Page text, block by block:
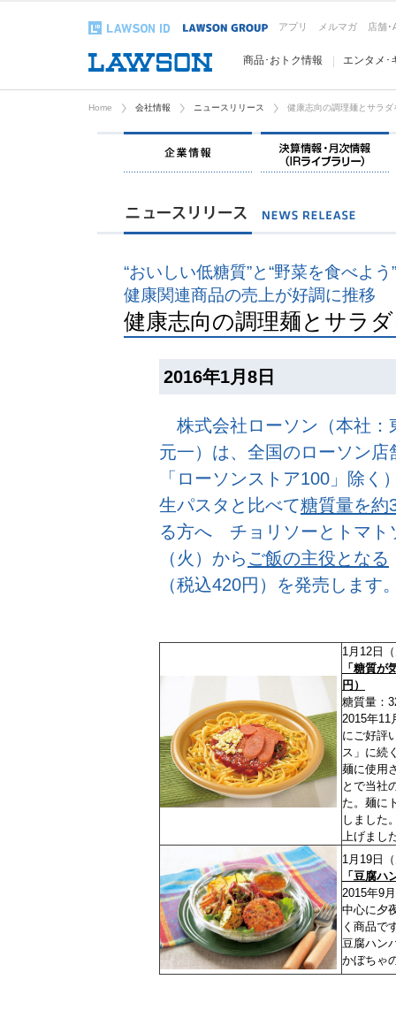
アプリ メルマガ 店舗･
商品･おトク情報 エンタメ･
Home 会社情報 ニュースリリース 健康志向の調理麺とサラダ
企業情報
“おいしい低糖質”と“野菜を食べよ
健康関連商品の売上が好調に推移
健康志向の調理麺とサラ
2016年1月8日
株式会社ローソン（本社：
元一）は、全国のローソン
「ローソンストア100」除
生パスタと比べて糖質量を約
る方へ チョリソーとトマト
（火）から ご飯の主役となる
（税込420円）を発売します
1月12日
「糖質
円）
糖質量：
2015年11
にご好評
ス」に続
麺に使用
とで当社
た。麺に
しました
上げまし
1月19日
「豆腐ハ
2015年9
中心に夕
く商品で
豆腐ハン
かぼちゃ